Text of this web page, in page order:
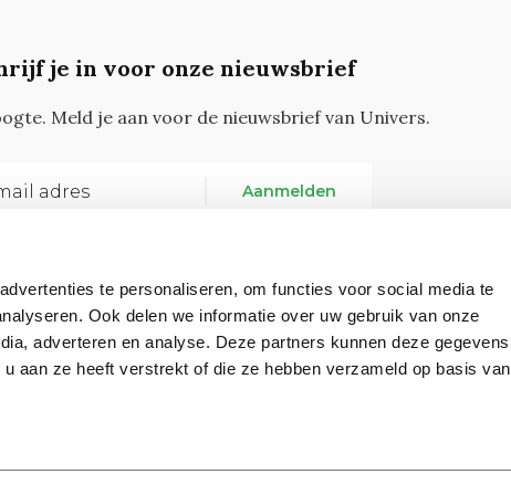
te personaliseren, om functies voor social media te
Ook delen we informatie over uw gebruik van onze
adverteren en analyse. Deze partners kunnen deze gegevens
aan ze heeft verstrekt of die ze hebben verzameld op basis van
je in voor onze nieuwsbrief
Meld je aan voor de nieuwsbrief van Univers.
Aanmelden
opmerkingen of tips?Neem contact met ons op